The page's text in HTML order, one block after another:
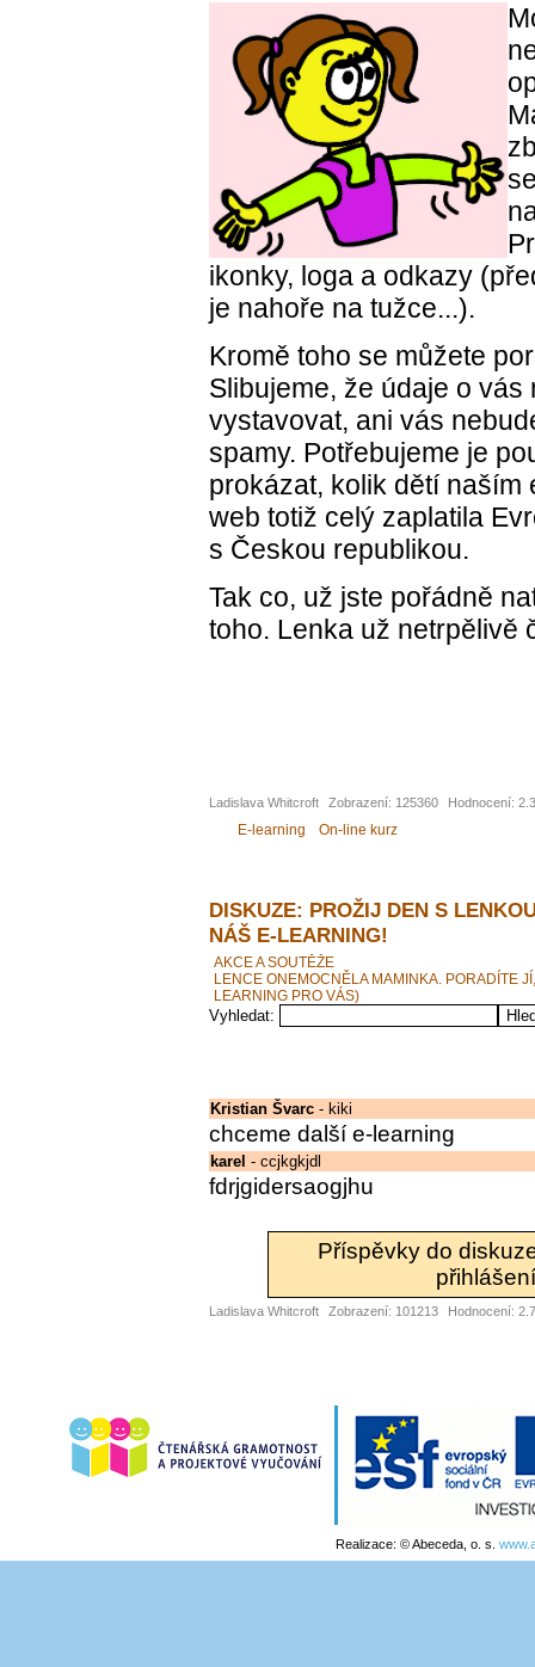
ikonky, loga a odkazy
je nahoře na tužce...).
Kromě toho se můžete
Slibujeme, že údaje o vás
vystavovat, ani vás
spamy. Potřebujeme je
prokázat, kolik dětí naším
web totiž celý zaplatila
s Českou republikou.
Tak co, už jste pořádně
toho. Lenka už netrpělivě
Ladislava Whitcroft Zobrazení: 125360 Hodnocení:
E-learning On-line kurz
DISKUZE: PROŽIJ DEN S
NÁŠ E-LEARNING!
AKCE A SOUTĚŽE
LENCE ONEMOCNĚLA MAMINKA. PORADÍTE
LEARNING PRO VÁS)
Vyhledat:
Kristian Švarc - kiki
chceme další e-learning
karel - ccjkgkjdl
fdrjgidersaogjhu
Příspěvky do
Ladislava Whitcroft Zobrazení: 101213 Hodnocení:
Realizace: © Abeceda, o. s.